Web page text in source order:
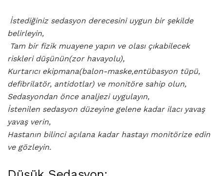
İstediğiniz sedasyon derecesini uygun bir şekilde
belirleyin,
Tam bir fizik muayene yapın ve olası çıkabilecek
riskleri düşünün(zor havayolu),
Kurtarıcı ekipmana(balon-maske,entübasyon tüpü,
defibrilatör, antidotlar) ve monitöre sahip olun,
Sedasyondan önce analjezi uygulayın,
İstenilen sedasyon düzeyine gelene kadar ilacı yavaş
yavaş verin,
Hastanın bilinci açılana kadar hastayı monitörize edin
ve gözleyin.